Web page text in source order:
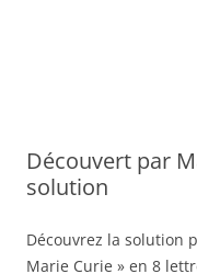
Découvert par
solution
Découvrez la solution
Marie Curie » en 8